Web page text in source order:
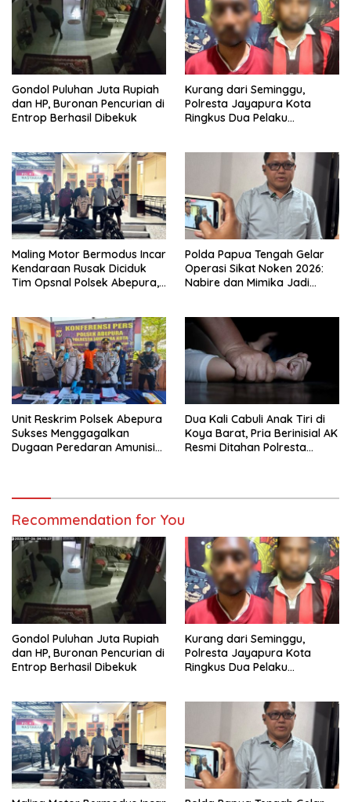
Gondol Puluhan Juta Rupiah
dan HP, Buronan Pencurian di
Entrop Berhasil Dibekuk
Kurang dari Seminggu,
Polresta Jayapura Kota
Ringkus Dua Pelaku
Maling Motor Bermodus Incar
Kendaraan Rusak Diciduk
Tim Opsnal Polsek Abepura,
Polda Papua Tengah Gelar
Operasi Sikat Noken 2026:
Nabire dan Mimika Jadi
Unit Reskrim Polsek Abepura
Sukses Menggagalkan
Dugaan Peredaran Amunisi
Dua Kali Cabuli Anak Tiri di
Koya Barat, Pria Berinisial AK
Resmi Ditahan Polresta
Recommendation for You
Gondol Puluhan Juta Rupiah
dan HP, Buronan Pencurian di
Entrop Berhasil Dibekuk
Kurang dari Seminggu,
Polresta Jayapura Kota
Ringkus Dua Pelaku